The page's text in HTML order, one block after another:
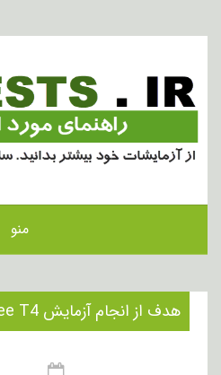
منو
هدف از انجام آزمایش Test Free T4 چیست؟